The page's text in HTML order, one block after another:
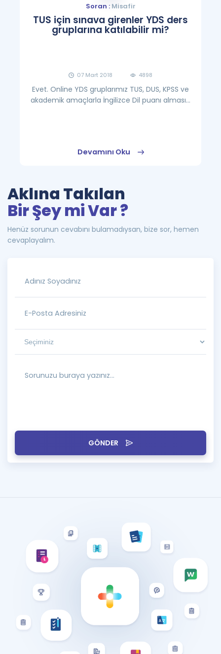
Soran :Misafir
TUS için sınava girenler YDS ders
gruplarına katılabilir mi?
07 Mart 2018 4898
Evet. Online YDS gruplarımız TUS, DUS, KPSS ve
akademik amaçlarla İngilizce Dil puanı alması...
Devamını Oku
GÖNDER
Aklına Takılan
Bir Şey mi Var ?
Henüz sorunun cevabını bulamadıysan, bize sor, hemen
cevaplayalım.